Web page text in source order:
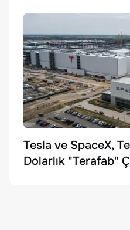
Tesla ve SpaceX,
Dolarlık "Terafab"